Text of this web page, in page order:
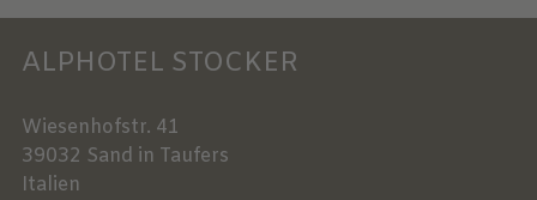
ALPHOTEL STOCKER
Wiesenhofstr. 41
39032 Sand in Taufers
Italien